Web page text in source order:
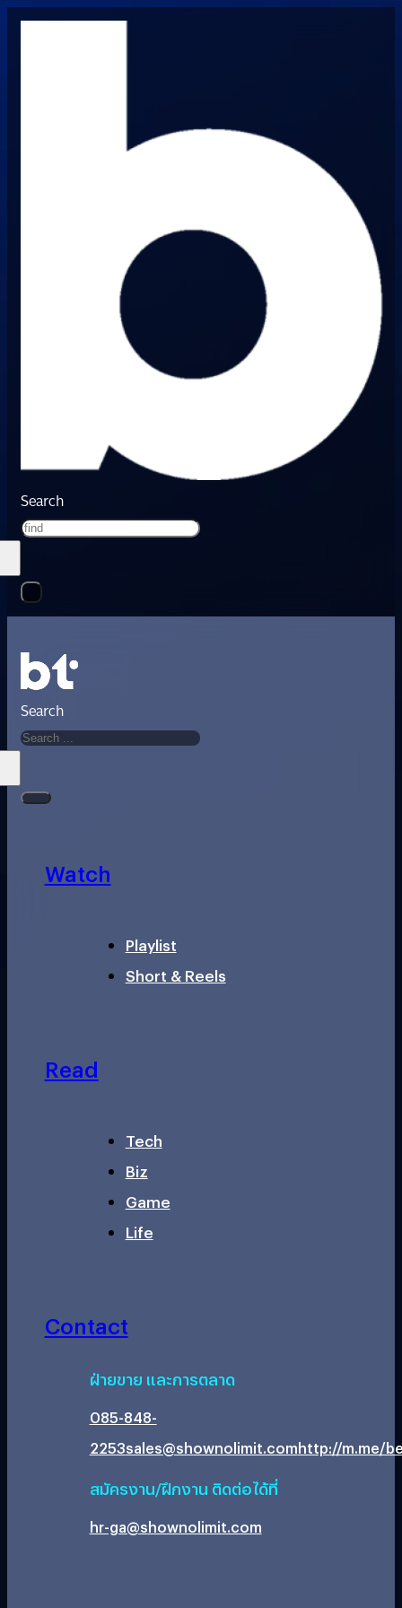
Search
Search
Watch
Playlist
Short & Reels
Read
Tech
Biz
Game
Life
Contact
ฝ่ายขาย และการตลาด
085-848-
2253sales@shownolimit.comhttp://m.me/
สมัครงาน/ฝึกงาน ติดต่อได้ที่
hr-ga@shownolimit.com